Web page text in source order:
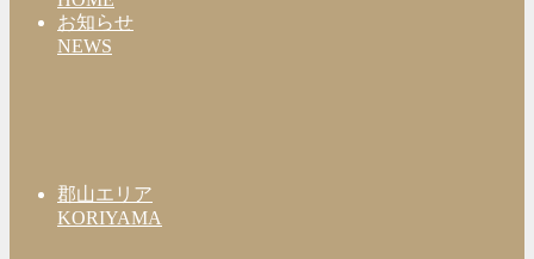
お知らせ
NEWS
郡山エリア
KORIYAMA